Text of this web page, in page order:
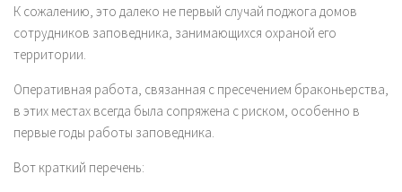
К сожалению, это далеко не первый случай поджога домов
сотрудников заповедника, занимающихся охраной его
территории.
Оперативная работа, связанная с пресечением браконьерства,
в этих местах всегда была сопряжена с риском, особенно в
первые годы работы заповедника.
Вот краткий перечень: